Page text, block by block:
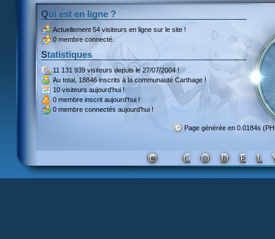
Qui est en ligne ?
Actuellement 54 visiteurs en ligne sur le site !
0 membre connecté.
Statistiques
11 131 939 visiteursdepuis le 27/07/2004 !
Au total, 18846 inscritsà la communauté Carthage !
10 visiteurs aujourd'hui !
0 membre inscrit aujourd'hui !
0 membre connectés aujourd'hui !
Page générée en 0.0184s